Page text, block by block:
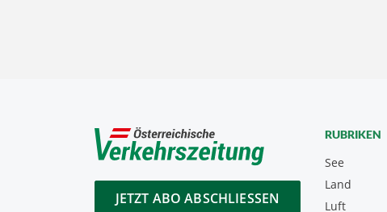
JETZT ABO ABSCHLIESSEN
RUBRIKEN
See
Land
Luft